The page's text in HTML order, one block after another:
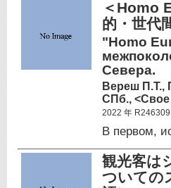
＜Homo
的・世代
"Homo
Севера.
Вереш П.Т.,
СПб., <Свое
2022 年 R246309
В первом,
観光客は
ついて